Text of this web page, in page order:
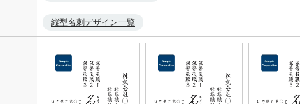
縦型名刺デザイン一覧